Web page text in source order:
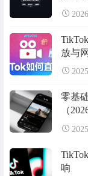
放与
零基
（
响